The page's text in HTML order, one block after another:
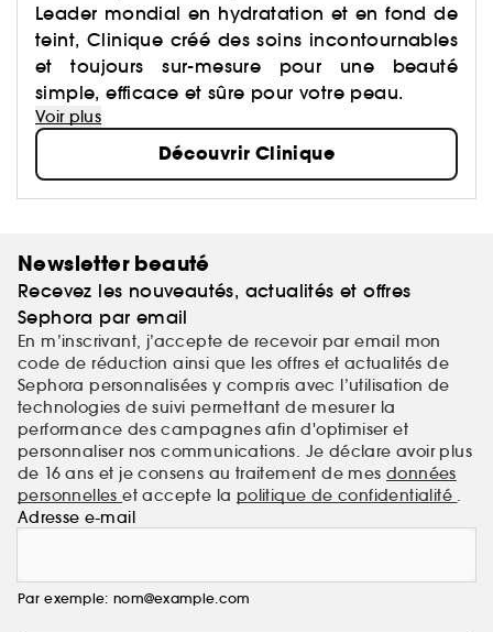
Leader mondial en hydratation et en fond de
teint, Clinique créé des soins incontournables
et toujours sur-mesure pour une beauté
simple, efficace et sûre pour votre peau.
Voir plus
Découvrir Clinique
Newsletter beauté
Recevez les nouveautés, actualités et offres
Sephora par email
En m’inscrivant, j’accepte de recevoir par email mon
code de réduction ainsi que les offres et actualités de
Sephora personnalisées y compris avec l’utilisation de
technologies de suivi permettant de mesurer la
performance des campagnes afin d'optimiser et
personnaliser nos communications. Je déclare avoir plus
de 16 ans et je consens au traitement de mes données
personnelleset accepte la politique de confidentialité .
Adresse e-mail
Par exemple: nom@example.com